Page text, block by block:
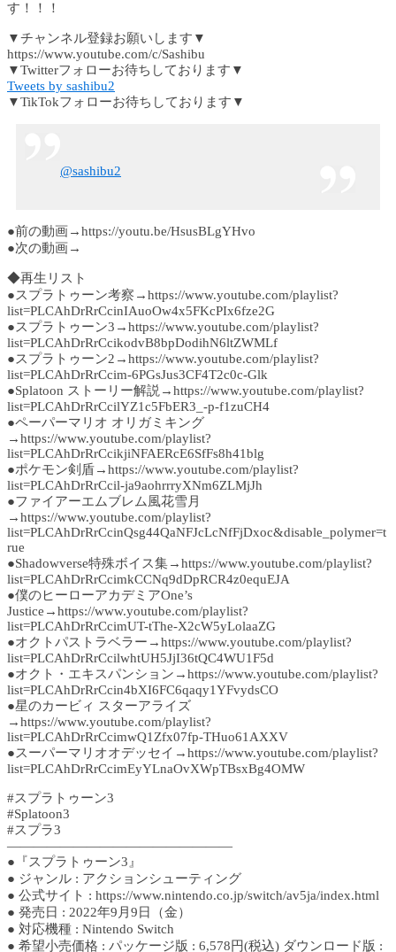
す！！！
▼チャンネル登録お願いします▼
https://www.youtube.com/c/Sashibu
▼Twitterフォローお待ちしております▼
Tweets by sashibu2
▼TikTokフォローお待ちしております▼
@sashibu2
●前の動画→https://youtu.be/HsusBLgYHvo
●次の動画→
◆再生リスト
●スプラトゥーン考察→https://www.youtube.com/playlist?
list=PLCAhDrRrCcinIAuoOw4x5FKcPIx6fze2G
●スプラトゥーン3→https://www.youtube.com/playlist?
list=PLCAhDrRrCcikodvB8bpDodihN6ltZWMLf
●スプラトゥーン2→https://www.youtube.com/playlist?
list=PLCAhDrRrCcim-6PGsJus3CF4T2c0c-Glk
●Splatoon ストーリー解説→https://www.youtube.com/playlist?
list=PLCAhDrRrCcilYZ1c5FbER3_-p-f1zuCH4
●ペーパーマリオ オリガミキング
→https://www.youtube.com/playlist?
list=PLCAhDrRrCcikjiNFAERcE6SfFs8h41blg
●ポケモン剣盾→https://www.youtube.com/playlist?
list=PLCAhDrRrCcil-ja9aohrrryXNm6ZLMjJh
●ファイアーエムブレム風花雪月
→https://www.youtube.com/playlist?
list=PLCAhDrRrCcinQsg44QaNFJcLcNfFjDxoc&disable_polymer=t
rue
●Shadowverse特殊ボイス集→https://www.youtube.com/playlist?
list=PLCAhDrRrCcimkCCNq9dDpRCR4z0equEJA
●僕のヒーローアカデミアOne’s
Justice→https://www.youtube.com/playlist?
list=PLCAhDrRrCcimUT-tThe-X2cW5yLolaaZG
●オクトパストラベラー→https://www.youtube.com/playlist?
list=PLCAhDrRrCcilwhtUH5JjI36tQC4WU1F5d
●オクト・エキスパンション→https://www.youtube.com/playlist?
list=PLCAhDrRrCcin4bXI6FC6qaqy1YFvydsCO
●星のカービィ スターアライズ
→https://www.youtube.com/playlist?
list=PLCAhDrRrCcimwQ1Zfx07fp-THuo61AXXV
●スーパーマリオオデッセイ→https://www.youtube.com/playlist?
list=PLCAhDrRrCcimEyYLnaOvXWpTBsxBg4OMW
#スプラトゥーン3
#Splatoon3
#スプラ3
—————————————————
●『スプラトゥーン3』
● ジャンル : アクションシューティング
● 公式サイト : https://www.nintendo.co.jp/switch/av5ja/index.html
● 発売日 : 2022年9月9日（金）
● 対応機種 : Nintendo Switch
● 希望小売価格 : パッケージ版 : 6,578円(税込) ダウンロード版 :